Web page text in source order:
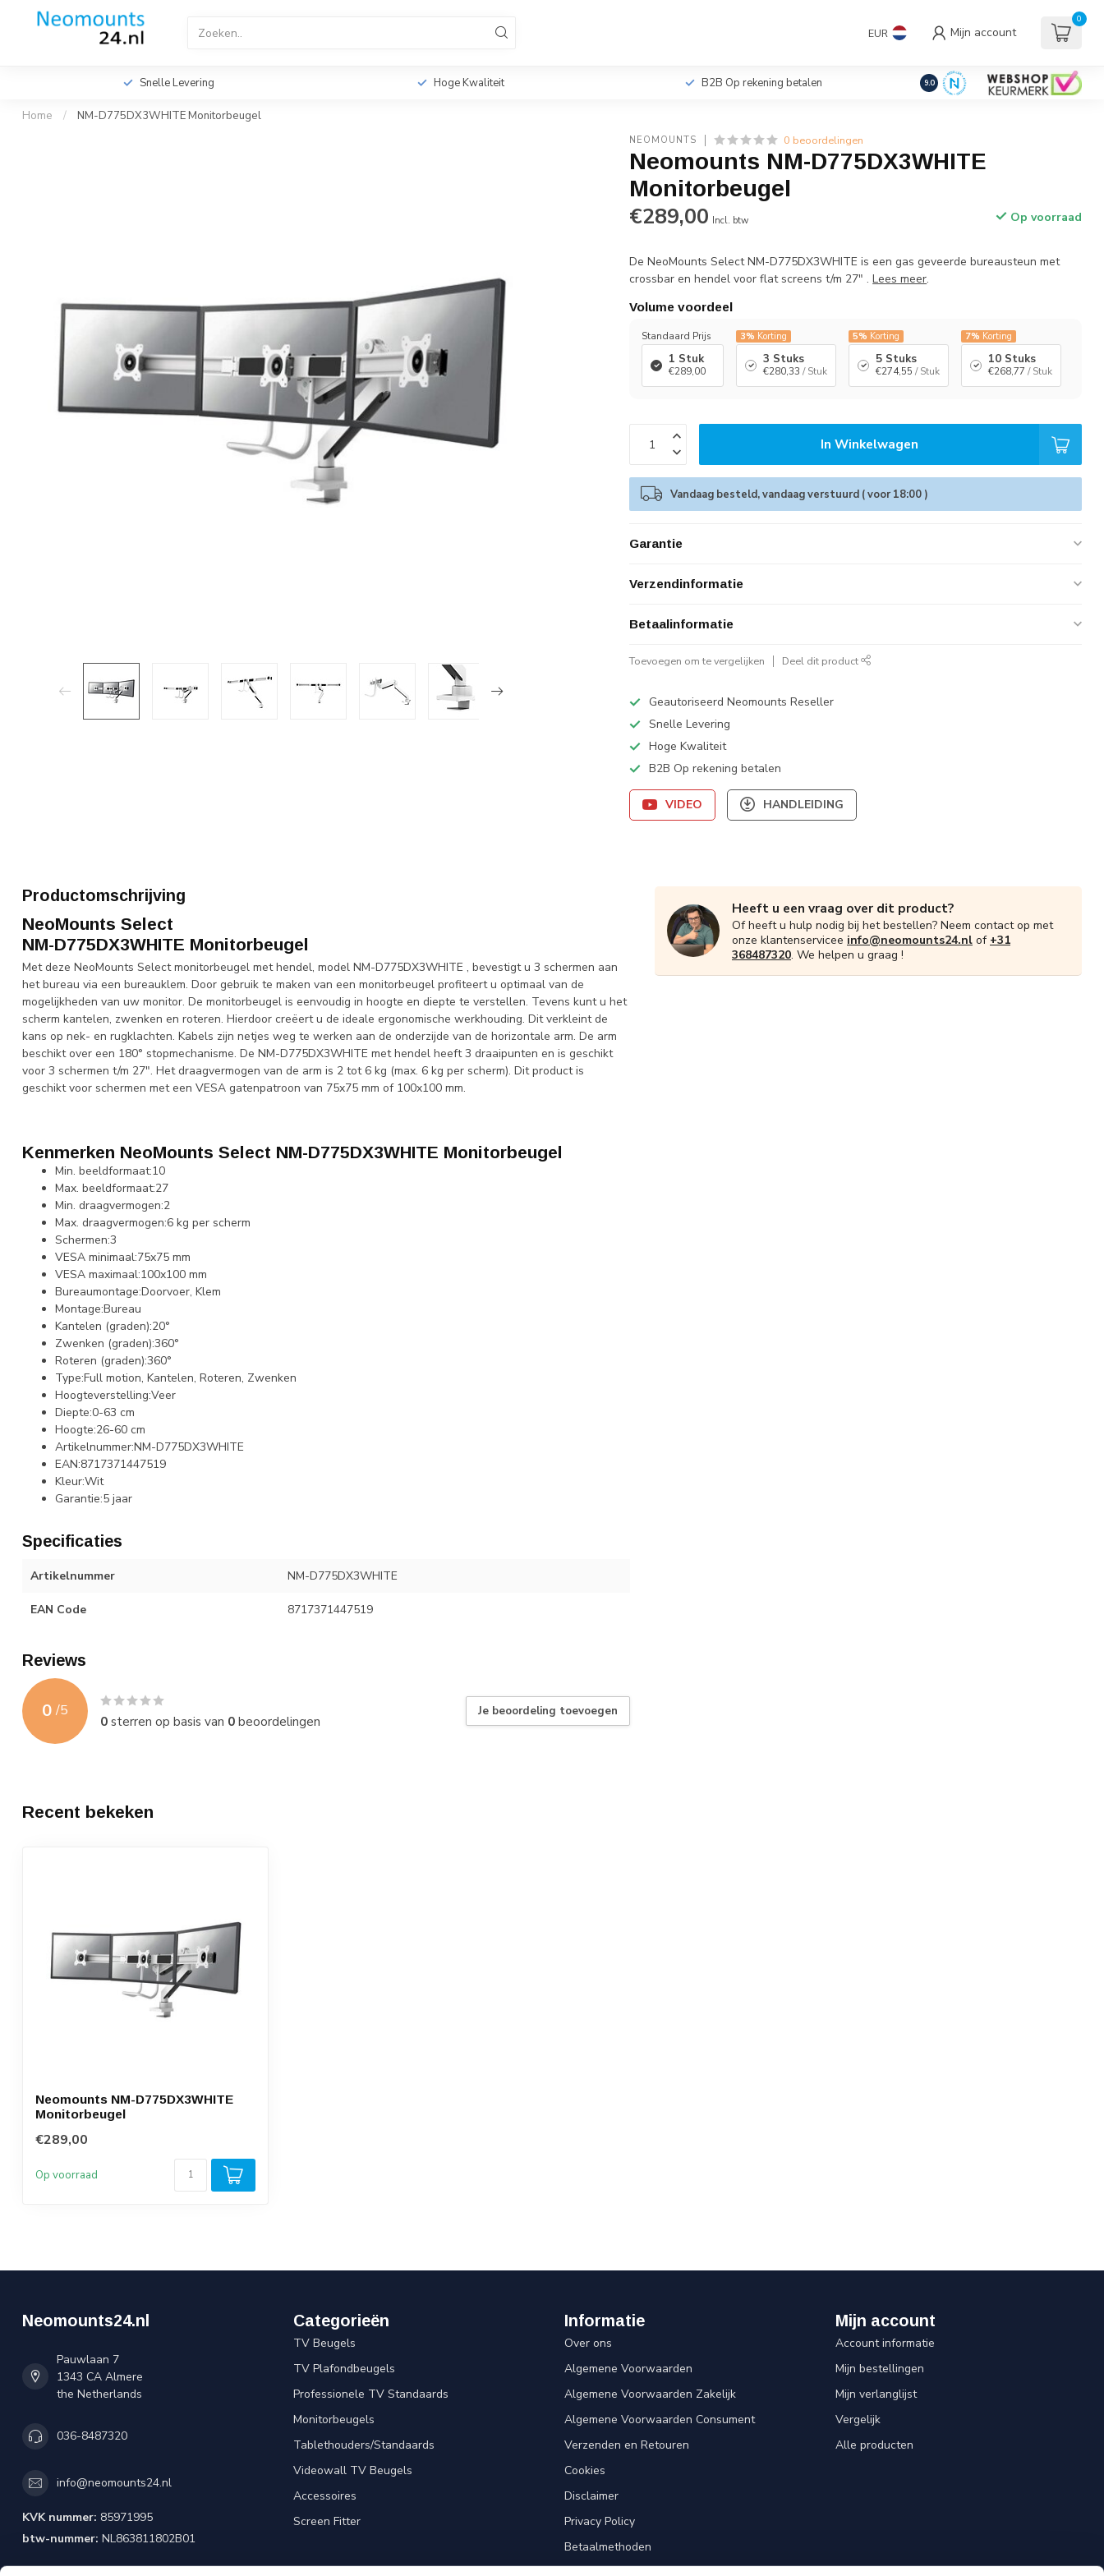
EUR Mijn account
0
Home TV Beugels
Videowall TV Beugels
€Incl. btw
Snelle Levering Hoge Kwaliteit B2B Op rekening betalen 9.0
Home / NM-D775DX3WHITE Monitorbeugel
NEOMOUNTS 0 beoordelingen
Neomounts NM-D775DX3WHITE
Monitorbeugel
€289,00 Incl. btw Op voorraad
De NeoMounts Select NM-D775DX3WHITE is een gas geveerde bureausteun met
crossbar en hendel voor flat screens t/m 27" .Lees meer.
Volume voordeel
Standaard Prijs
1 Stuk
€289,00
3% Korting
3 Stuks
€280,33 / Stuk
5% Korting
5 Stuks
€274,55 / Stuk
7% Korting
10 Stuks
€268,77 / Stuk
In Winkelwagen
Vandaag besteld, vandaag verstuurd ( voor 18:00 )
Garantie
Verzendinformatie
Betaalinformatie
Toevoegen om te vergelijken Deel dit product
Geautoriseerd Neomounts Reseller
Snelle Levering
Hoge Kwaliteit
B2B Op rekening betalen
VIDEO HANDLEIDING
Productomschrijving
NeoMounts Select
NM-D775DX3WHITE Monitorbeugel
Met deze NeoMounts Select monitorbeugel met hendel, model NM-D775DX3WHITE , bevestigt u 3 schermen aan
het bureau via een bureauklem. Door gebruik te maken van een monitorbeugel profiteert u optimaal van de
mogelijkheden van uw monitor. De monitorbeugel is eenvoudig in hoogte en diepte te verstellen. Tevens kunt u het
scherm kantelen, zwenken en roteren. Hierdoor creëert u de ideale ergonomische werkhouding. Dit verkleint de
kans op nek- en rugklachten. Kabels zijn netjes weg te werken aan de onderzijde van de horizontale arm. De arm
beschikt over een 180° stopmechanisme. De NM-D775DX3WHITE met hendel heeft 3 draaipunten en is geschikt
voor 3 schermen t/m 27". Het draagvermogen van de arm is 2 tot 6 kg (max. 6 kg per scherm). Dit product is
geschikt voor schermen met een VESA gatenpatroon van 75x75 mm of 100x100 mm.
Kenmerken NeoMounts Select NM-D775DX3WHITE Monitorbeugel
Min. beeldformaat:10
Max. beeldformaat:27
Min. draagvermogen:2
Max. draagvermogen:6 kg per scherm
Schermen:3
VESA minimaal:75x75 mm
VESA maximaal:100x100 mm
Bureaumontage:Doorvoer, Klem
Montage:Bureau
Kantelen (graden):20°
Zwenken (graden):360°
Roteren (graden):360°
Type:Full motion, Kantelen, Roteren, Zwenken
Hoogteverstelling:Veer
Diepte:0-63 cm
Hoogte:26-60 cm
Artikelnummer:NM-D775DX3WHITE
EAN:8717371447519
Kleur:Wit
Garantie:5 jaar
Specificaties
Artikelnummer NM-D775DX3WHITE
EAN Code 8717371447519
Reviews
0 /5
0sterren op basis van 0beoordelingen
Je beoordeling toevoegen
Heeft u een vraag over dit product?
Of heeft u hulp nodig bij het bestellen? Neem contact op met
onze klantenservicee info@neomounts24.nl of +31
368487320. We helpen u graag !
Recent bekeken
Neomounts NM-D775DX3WHITE
Monitorbeugel
€289,00
Op voorraad
Neomounts24.nl
Pauwlaan 7
1343 CA Almere
the Netherlands
036-8487320
info@neomounts24.nl
KVK nummer: 85971995
btw-nummer: NL863811802B01
Categorieën
TV Beugels
TV Plafondbeugels
Professionele TV Standaards
Monitorbeugels
Tablethouders/Standaards
Videowall TV Beugels
Accessoires
Screen Fitter
Informatie
Over ons
Algemene Voorwaarden
Algemene Voorwaarden Zakelijk
Algemene Voorwaarden Consument
Verzenden en Retouren
Cookies
Disclaimer
Privacy Policy
Betaalmethoden
Mijn account
Account informatie
Mijn bestellingen
Mijn verlanglijst
Vergelijk
Alle producten